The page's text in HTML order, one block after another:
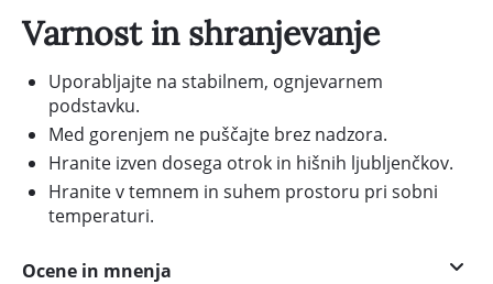
Varnost in shranjevanje
Uporabljajte na stabilnem, ognjevarnem
podstavku.
Med gorenjem ne puščajte brez nadzora.
Hranite izven dosega otrok in hišnih ljubljenčkov.
Hranite v temnem in suhem prostoru pri sobni
temperaturi.
Ocene in mnenja